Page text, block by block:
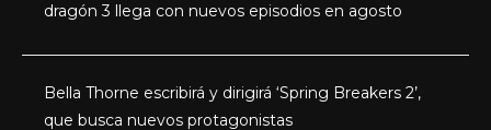
dragón 3 llega con nuevos episodios en agosto
Bella Thorne escribirá y dirigirá ‘Spring Breakers 2’,
que busca nuevos protagonistas